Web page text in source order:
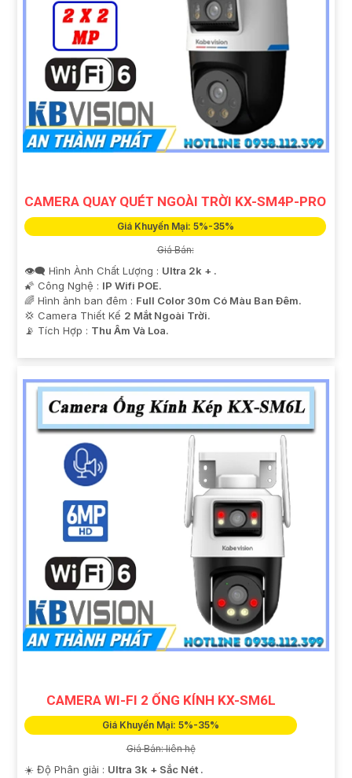
CAMERA QUAY QUÉT NGOÀI TRỜI KX-SM4P-PRO
Giá Khuyến Mại: 5%-35%
Giá Bán:
👁️‍🗨 Hình Ành Chất Lượng : Ultra 2k + .
🌠 Công Nghệ : IP Wifi POE.
🌈 Hình ảnh ban đêm : Full Color 30m Có Màu Ban Ðêm.
💢 Camera Thiết Kế 2 Mắt Ngoài Trời.
️📡 Tích Hợp : Thu Âm Và Loa.
CAMERA WI-FI 2 ỐNG KÍNH KX-SM6L
Giá Khuyến Mại: 5%-35%
Giá Bán: liên hệ
☀️ Độ Phân giải : Ultra 3k + Sắc Nét .